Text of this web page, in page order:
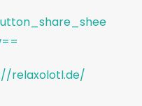
relaxolotl.de/